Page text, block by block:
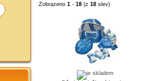
Zobrazeno 1- 18(z 18slev)